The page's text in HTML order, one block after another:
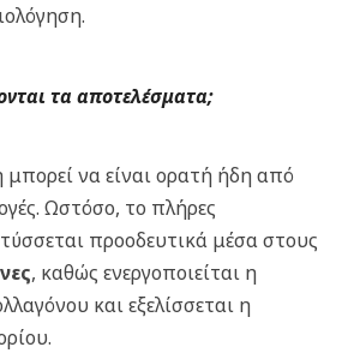
τα αποτελέσματα;
να είναι ορατή ήδη από
Ωστόσο, το πλήρες
προοδευτικά μέσα στους
, καθώς ενεργοποιείται η
και εξελίσσεται η